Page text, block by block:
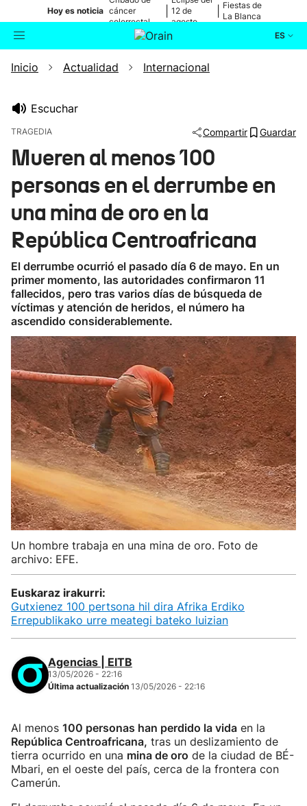
Hoy es noticia cáncer
colorrectal
12 de
agosto
Fiestas de
La Blanca
ES
Buscador Actualidad
Ikusmiran
Eguraldia
Inicio Actualidad Internacional
Escuchar
TRAGEDIA Compartir Guardar
Mueren al menos 100
personas en el derrumbe en
una mina de oro en la
República Centroafricana
El derrumbe ocurrió el pasado día 6 de mayo. En un
primer momento, las autoridades confirmaron 11
fallecidos, pero tras varios días de búsqueda de
víctimas y atención de heridos, el número ha
ascendido considerablemente.
Un hombre trabaja en una mina de oro. Foto de
archivo: EFE.
Euskaraz irakurri:
Gutxienez 100 pertsona hil dira Afrika Erdiko
Errepublikako urre meategi bateko luizian
Agencias | EITB
13/05/2026 - 22:16
Última actualización 13/05/2026 - 22:16
Al menos 100 personas han perdido la vida en la
República Centroafricana, tras un deslizamiento de
tierra ocurrido en una mina de oro de la ciudad de BÉ-
Mbari, en el oeste del país, cerca de la frontera con
Camerún.